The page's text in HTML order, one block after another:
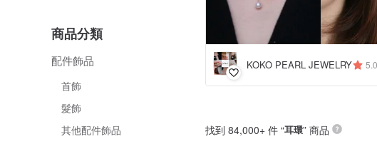
商品分類
配件飾品
首飾
髮飾
其他配件飾品
KOKO PEARL JEWELRY 5.0
找到 84,000+ 件 “耳環” 商品